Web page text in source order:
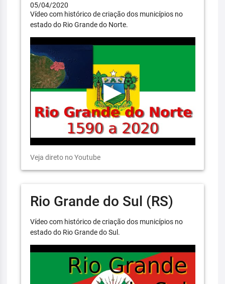
05/04/2020
Vídeo com histórico de criação dos municípios no
estado do Rio Grande do Norte.
Veja direto no Youtube
Rio Grande do Sul (RS)
Vídeo com histórico de criação dos municípios no
estado do Rio Grande do Sul.